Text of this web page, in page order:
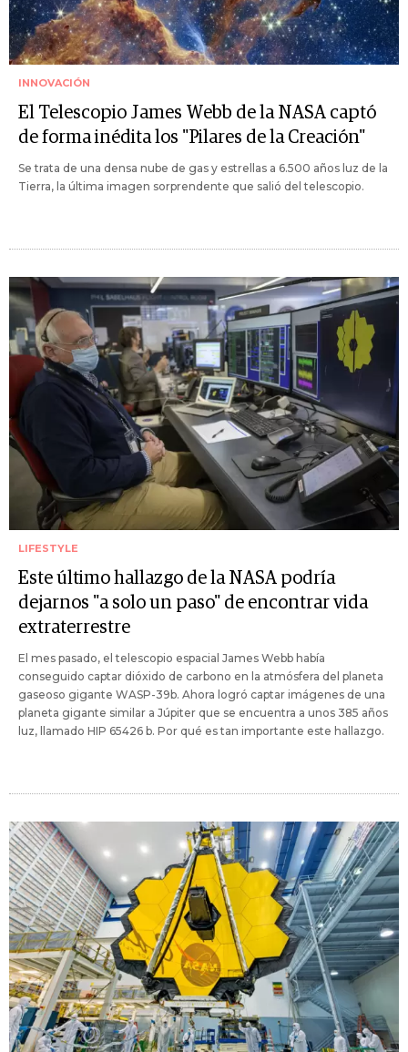
INNOVACIÓN
El Telescopio James Webb de la NASA captó
de forma inédita los "Pilares de la Creación"
Se trata de una densa nube de gas y estrellas a 6.500 años luz de la
Tierra, la última imagen sorprendente que salió del telescopio.
LIFESTYLE
Este último hallazgo de la NASA podría
dejarnos "a solo un paso" de encontrar vida
extraterrestre
El mes pasado, el telescopio espacial James Webb había
conseguido captar dióxido de carbono en la atmósfera del planeta
gaseoso gigante WASP-39b. Ahora logró captar imágenes de una
planeta gigante similar a Júpiter que se encuentra a unos 385 años
luz, llamado HIP 65426 b. Por qué es tan importante este hallazgo.